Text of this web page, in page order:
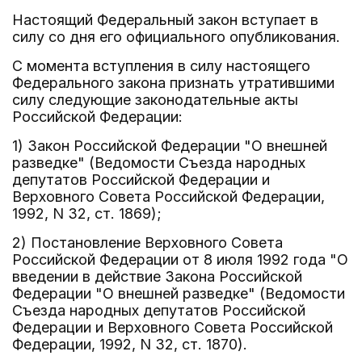
Настоящий Федеральный закон вступает в
силу со дня его официального опубликования.
С момента вступления в силу настоящего
Федерального закона признать утратившими
силу следующие законодательные акты
Российской Федерации:
1) Закон Российской Федерации "О внешней
разведке" (Ведомости Съезда народных
депутатов Российской Федерации и
Верховного Совета Российской Федерации,
1992, N 32, ст. 1869);
2) Постановление Верховного Совета
Российской Федерации от 8 июля 1992 года "О
введении в действие Закона Российской
Федерации "О внешней разведке" (Ведомости
Съезда народных депутатов Российской
Федерации и Верховного Совета Российской
Федерации, 1992, N 32, ст. 1870).